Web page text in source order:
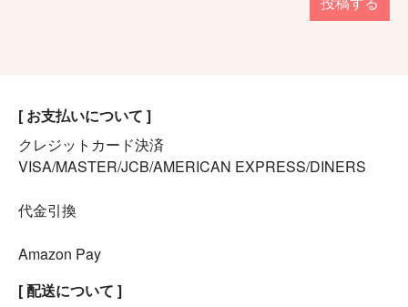
[ お支払いについて ]
クレジットカード決済
VISA/MASTER/JCB/AMERICAN EXPRESS/DINERS
代金引換
Amazon Pay
[ 配送について ]